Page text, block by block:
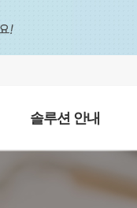
솔루션 안내